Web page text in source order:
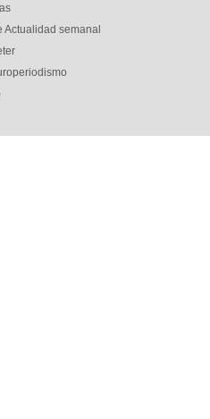
Actualidad semanal